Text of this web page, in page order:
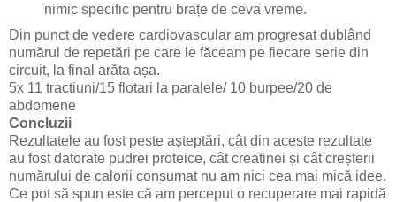
nimic specific pentru brațe de ceva vreme.
Din punct de vedere cardiovascular am progresat dublând
numărul de repetări pe care le făceam pe fiecare serie din
circuit, la final arăta așa.
5x 11 tractiuni/15 flotari la paralele/ 10 burpee/20 de
abdomene
Concluzii
Rezultatele au fost peste așteptări, cât din aceste rezultate
au fost datorate pudrei proteice, cât creatinei și cât creșterii
numărului de calorii consumat nu am nici cea mai mică idee.
Ce pot să spun este că am perceput o recuperare mai rapidă